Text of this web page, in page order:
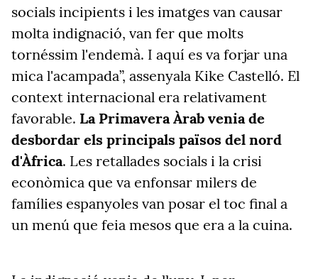
socials incipients i les imatges van causar
molta indignació, van fer que molts
tornéssim l'endemà. I aquí es va forjar una
mica l'acampada”, assenyala Kike Castelló. El
context internacional era relativament
favorable. La Primavera Àrab venia de
desbordar els principals països del nord
d'Àfrica. Les retallades socials i la crisi
econòmica que va enfonsar milers de
famílies espanyoles van posar el toc final a
un menú que feia mesos que era a la cuina.